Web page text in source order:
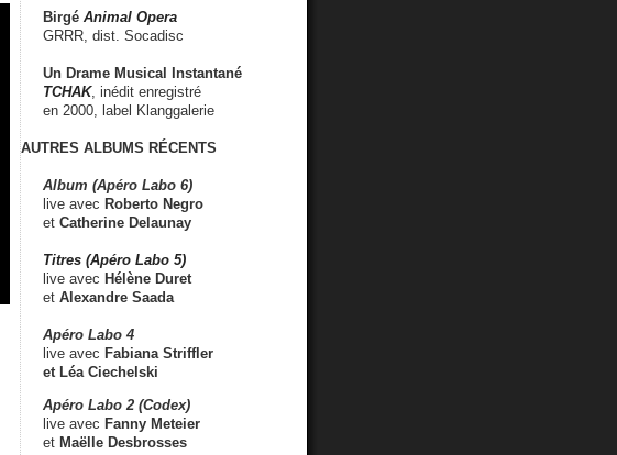
Birgé Animal Opera
GRRR, dist. Socadisc
Un Drame Musical Instantané
TCHAK, inédit enregistré
en 2000, label Klanggalerie
AUTRES ALBUMS RÉCENTS
Album (Apéro Labo 6)
live avec Roberto Negro
et Catherine Delaunay
Titres (Apéro Labo 5)
live avec Hélène Duret
et Alexandre Saada
Apéro Labo 4
live avec Fabiana Striffler
et Léa Ciechelski
Apéro Labo 2 (Codex)
live avec Fanny Meteier
et Maëlle Desbrosses